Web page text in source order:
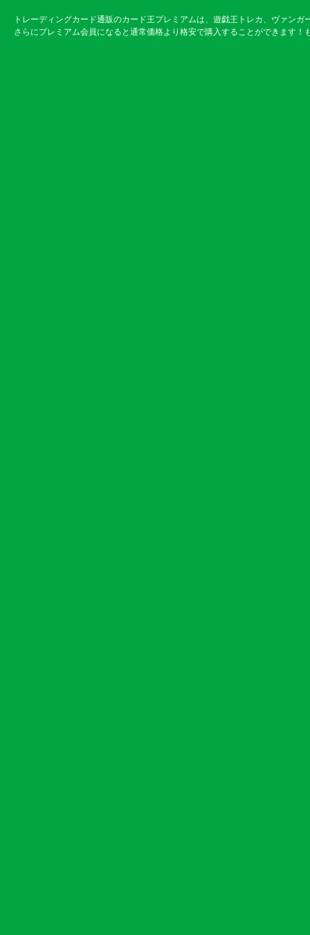
トレーディングカード通販のカード王プレミアムは、遊戯王トレカ、ヴァン
さらにプレミアム会員になると通常価格より格安で購入することができます